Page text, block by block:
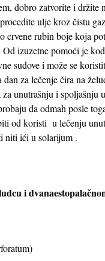
dobro zatvorite i držite
ulje kroz čistu
crvene rubin boje koja
izuzetne pomoći je
sudove i može se
dan za lečenje čira na
unutrašnju i spoljašnju
da odmah posle
od koristi u lečenju
niti ići u solarijum .
i